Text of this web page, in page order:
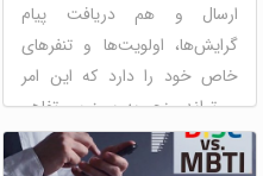
ارسال و هم دریافت پیام
گرایش‌ها، اولویت‌ها و تنفرهای
خاص خود را دارد که این امر
می‌تواند منجر به بروز سوءتفاهم
یا مش ...